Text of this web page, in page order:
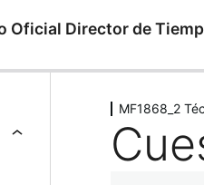
Oficial Director de
MF1868_2